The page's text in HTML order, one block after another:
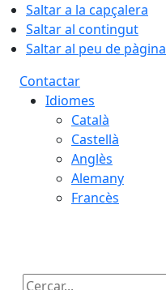
Saltar a la capçalera
Saltar al contingut
Saltar al peu de pàgina
Contactar
Idiomes
Català
Castellà
Anglès
Alemany
Francès